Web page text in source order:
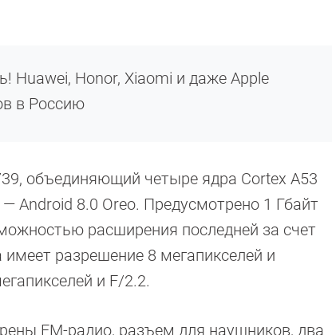
Huawei, Honor, Xiaomi и даже Apple
в Россию
объединяющий четыре ядра Cortex A53
Android 8.0 Oreo. Предусмотрено 1 Гбайт
расширения последней за счет
разрешение 8 мегапикселей и
и F/2.2.
FM-радио, разъем для наушников, два